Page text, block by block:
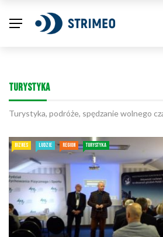
TURYSTYKA
Turystyka, podróże, spędzanie wolnego
BIZNES LUDZIE REGION TURYSTYKA